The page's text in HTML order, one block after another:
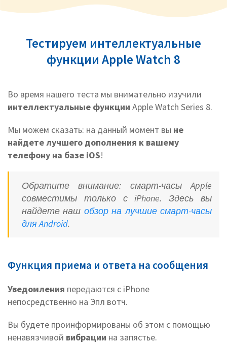
Тестируем интеллектуальные
функции Apple Watch 8
Во время нашего теста мы внимательно изучили
интеллектуальные функции Apple Watch Series 8.
Мы можем сказать: на данный момент вы не
найдетелучшего дополнения к вашему
телефону на базе iOS!
Обратите внимание: смарт-часы Apple
совместимы только с iPhone. Здесь вы
найдете наш обзор на лучшие смарт-часы
для Android.
Функция приема и ответа на сообщения
Уведомления передаются с iPhone
непосредственно на Эпл вотч.
Вы будете проинформированы об этом с помощью
ненавязчивой вибрации на запястье.